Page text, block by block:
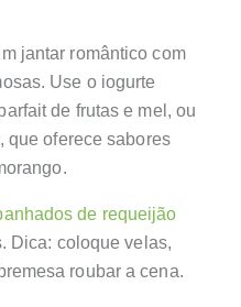
jantar romântico com
Use o iogurte
de frutas e mel, ou
que oferece sabores
de requeijão
Dica: coloque velas,
roubar a cena.